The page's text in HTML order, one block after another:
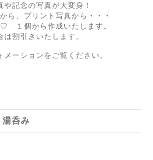
や記念の写真が大変身！
ら、プリント写真から・・・
１個から作成いたします。
割引きいたします。
ーションをご覧ください。
湯呑み